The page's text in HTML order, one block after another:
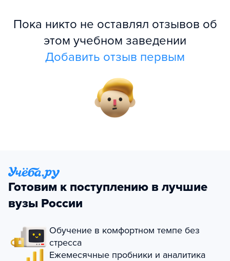
Пока никто не оставлял отзывов об
этом учебном заведении
Добавить отзыв первым
Готовим к поступлению в лучшие
вузы России
Обучение в комфортном темпе без
стресса
Ежемесячные пробники и аналитика